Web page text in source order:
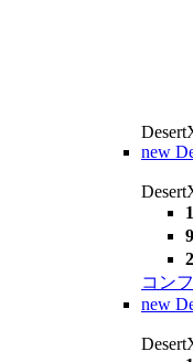
new
コン
new